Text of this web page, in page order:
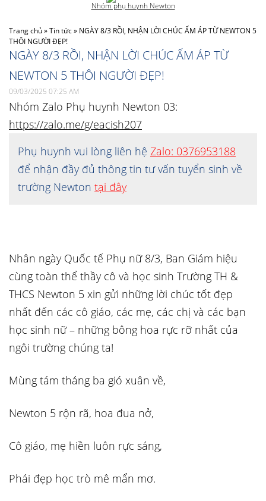
Trang chủ»Tin tức» NGÀY 8/3 RỒI, NHẬN LỜI CHÚC ẤM ÁP TỪ NEWTON 5
THÔI NGƯỜI ĐẸP!
NGÀY 8/3 RỒI, NHẬN LỜI CHÚC ẤM ÁP TỪ
NEWTON 5 THÔI NGƯỜI ĐẸP!
09/03/2025 07:25 AM
Nhóm Zalo Phụ huynh Newton 03:
https://zalo.me/g/eacish207
Phụ huynh vui lòng liên hệ Zalo: 0376953188
để nhận đầy đủ thông tin tư vấn tuyển sinh về
trường Newton tại đây
Nhân ngày Quốc tế Phụ nữ 8/3, Ban Giám hiệu
cùng toàn thể thầy cô và học sinh Trường TH &
THCS Newton 5 xin gửi những lời chúc tốt đẹp
nhất đến các cô giáo, các mẹ, các chị và các bạn
học sinh nữ – những bông hoa rực rỡ nhất của
ngôi trường chúng ta!
Mùng tám tháng ba gió xuân về,
Newton 5 rộn rã, hoa đua nở,
Cô giáo, mẹ hiền luôn rực sáng,
Phái đẹp học trò mê mẩn mơ.
Nhóm phụ huynh Newton